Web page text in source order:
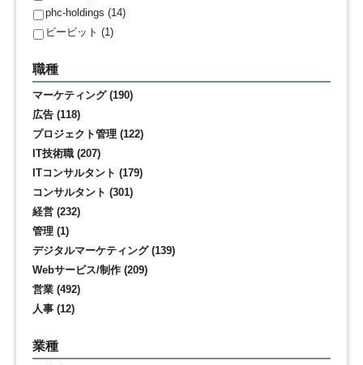
phc-holdings (14)
ビービット (1)
職種
マーケティング (190)
広告 (118)
プロジェクト管理 (122)
IT技術職 (207)
ITコンサルタント (179)
コンサルタント (301)
経営 (232)
管理 (1)
デジタルマーケティング (139)
Webサービス/制作 (209)
営業 (492)
人事 (12)
業種